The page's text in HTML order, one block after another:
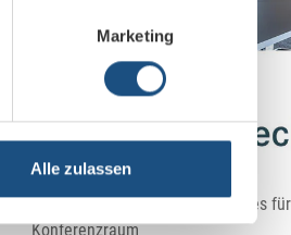
Marketing
Alle zulassen
Ausstattung. Hier finden Sie alles
Konferenzraum